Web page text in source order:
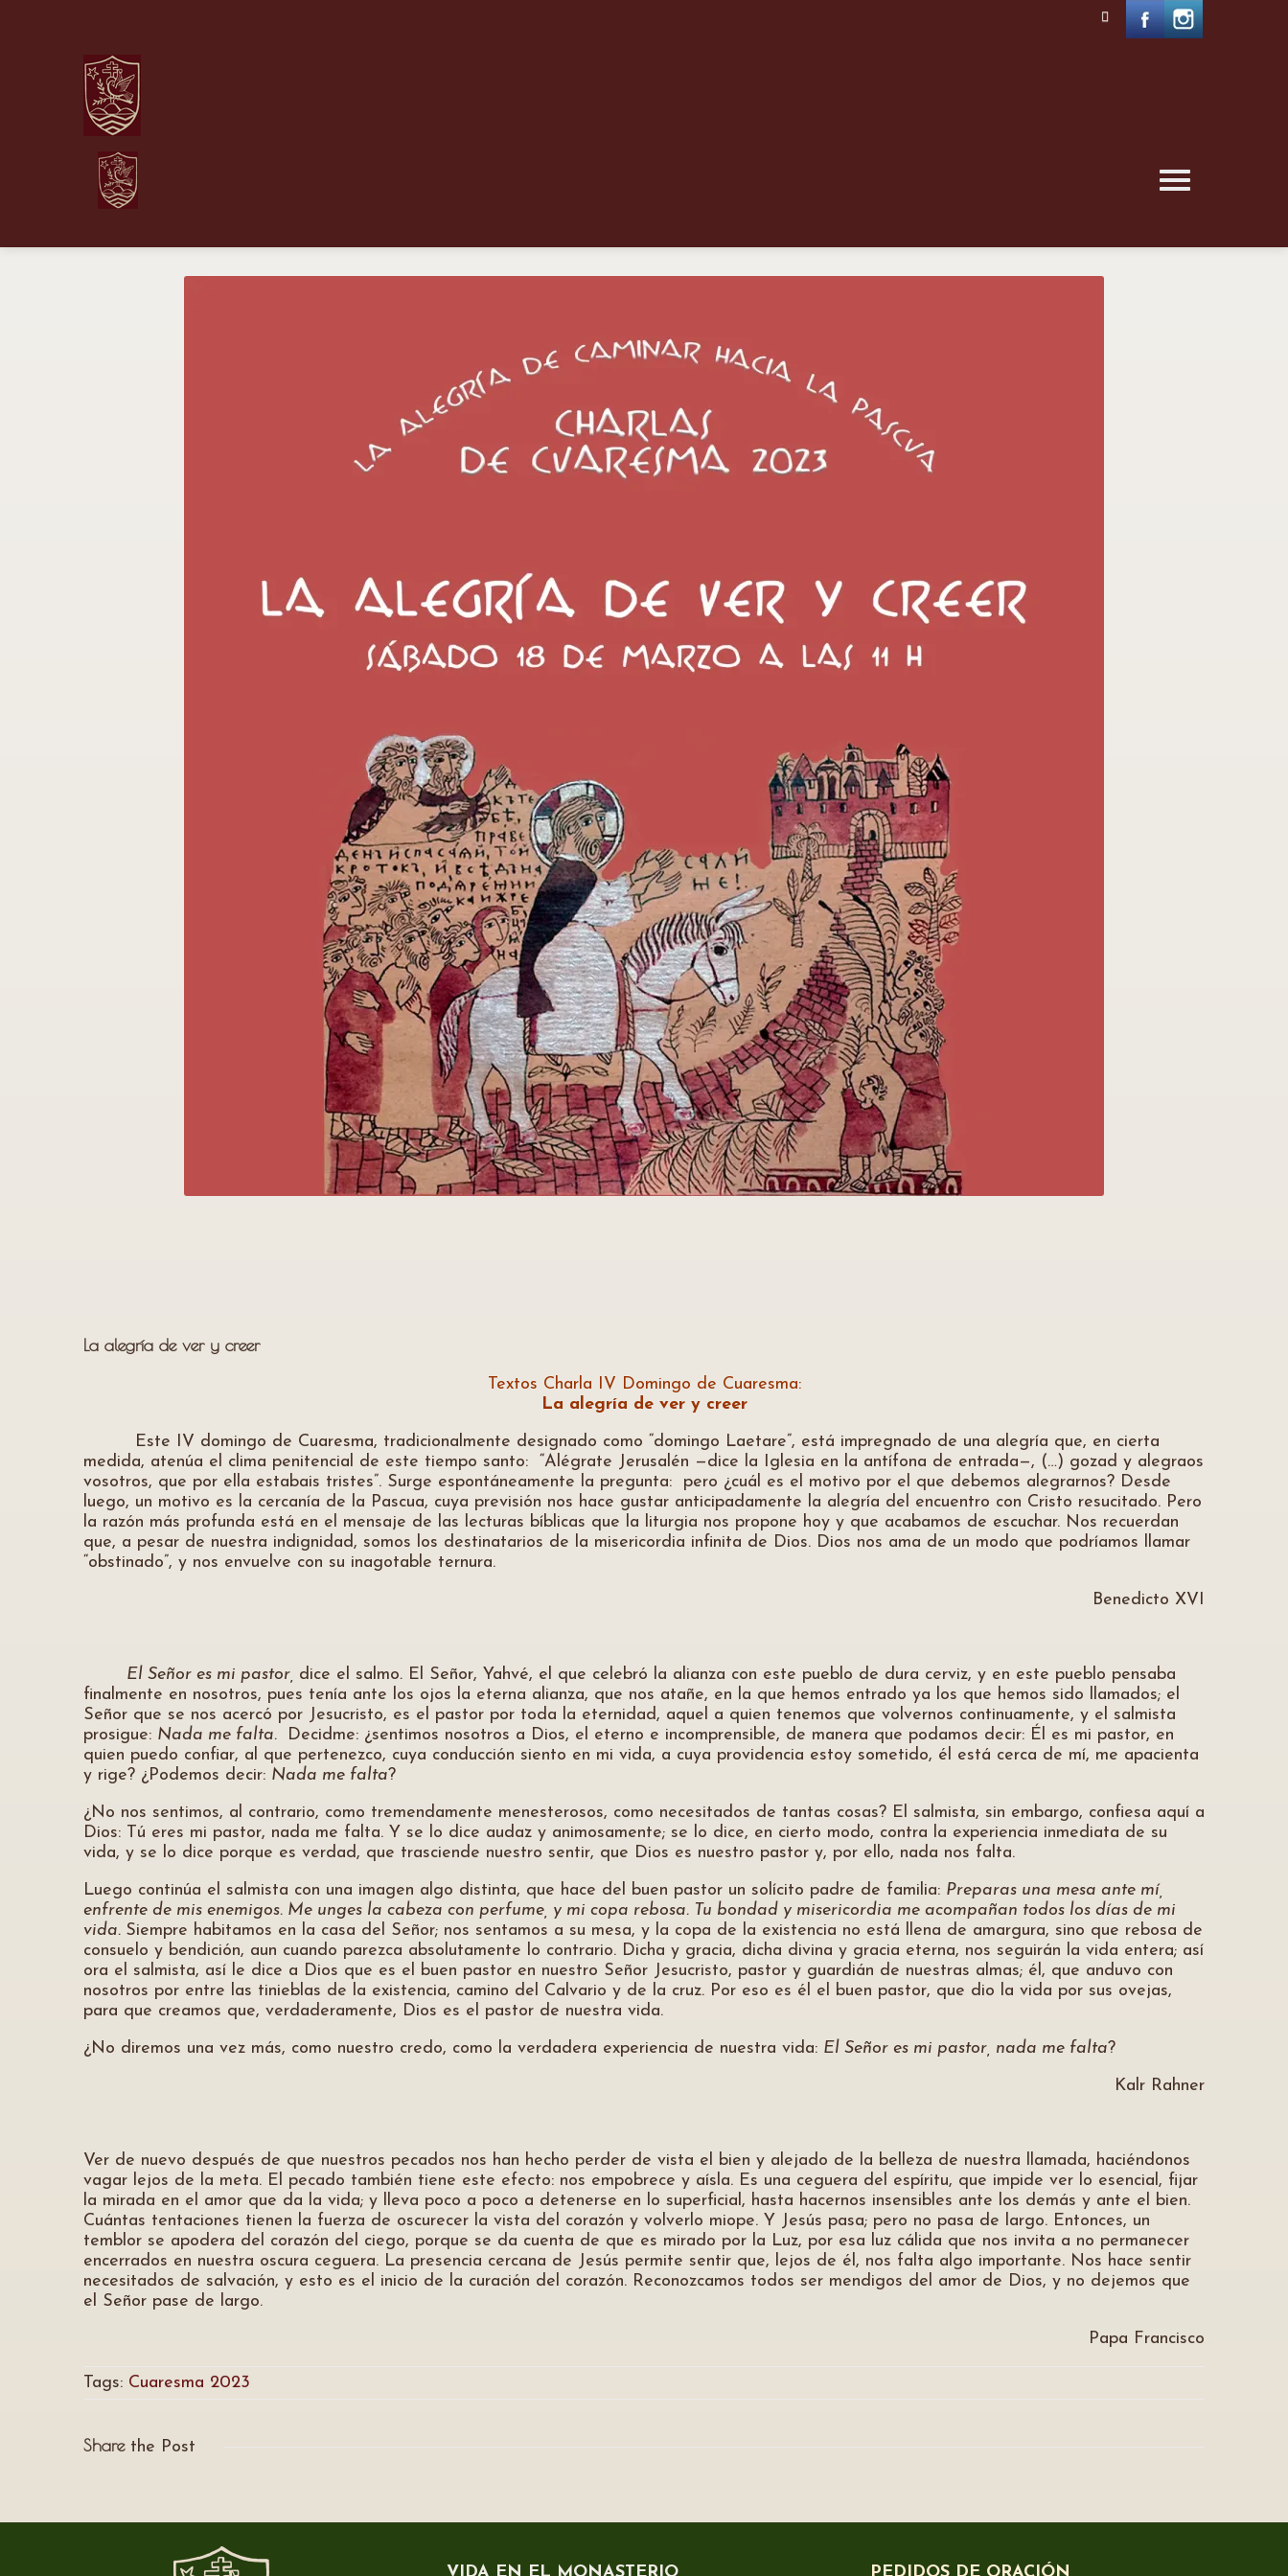
La alegría de ver y creer
Textos Charla IV Domingo de Cuaresma:
La alegría de ver y creer
Este IV domingo de Cuaresma, tradicionalmente designado como “domingo Laetare”, está impregnado de una alegría que, en cierta
medida, atenúa el clima penitencial de este tiempo santo: “Alégrate Jerusalén —dice la Iglesia en la antífona de entrada—, (…) gozad y alegraos
vosotros, que por ella estabais tristes”. Surge espontáneamente la pregunta: pero ¿cuál es el motivo por el que debemos alegrarnos? Desde
luego, un motivo es la cercanía de la Pascua, cuya previsión nos hace gustar anticipadamente la alegría del encuentro con Cristo resucitado. Pero
la razón más profunda está en el mensaje de las lecturas bíblicas que la liturgia nos propone hoy y que acabamos de escuchar. Nos recuerdan
que, a pesar de nuestra indignidad, somos los destinatarios de la misericordia infinita de Dios. Dios nos ama de un modo que podríamos llamar
“obstinado”, y nos envuelve con su inagotable ternura.
Benedicto XVI
El Señor es mi pastor, dice el salmo. El Señor, Yahvé, el que celebró la alianza con este pueblo de dura cerviz, y en este pueblo pensaba
finalmente en nosotros, pues tenía ante los ojos la eterna alianza, que nos atañe, en la que hemos entrado ya los que hemos sido llamados; el
Señor que se nos acercó por Jesucristo, es el pastor por toda la eternidad, aquel a quien tenemos que volvernos continuamente, y el salmista
prosigue: Nada me falta.
Decidme: ¿sentimos nosotros a Dios, el eterno e incomprensible, de manera que podamos decir: Él es mi pastor, en
quien puedo confiar, al que pertenezco, cuya conducción siento en mi vida, a cuya providencia estoy sometido, él está cerca de mí, me apacienta
y rige? ¿Podemos decir: Nada me falta?
¿No nos sentimos, al contrario, como tremendamente menesterosos, como necesitados de tantas cosas? El salmista, sin embargo, confiesa aquí a
Dios: Tú eres mi pastor, nada me falta. Y se lo dice audaz y animosamente; se lo dice, en cierto modo, contra la experiencia inmediata de su
vida, y se lo dice porque es verdad, que trasciende nuestro sentir, que Dios es nuestro pastor y, por ello, nada nos falta.
Luego continúa el salmista con una imagen algo distinta, que hace del buen pastor un solícito padre de familia: Preparas una mesa ante mí,
enfrente de mis enemigos. Me unges la cabeza con perfume, y mi copa rebosa. Tu bondad y misericordia me acompañan todos los días de mi
vida. Siempre habitamos en la casa del Señor; nos sentamos a su mesa, y la copa de la existencia no está llena de amargura, sino que rebosa de
consuelo y bendición, aun cuando parezca absolutamente lo contrario. Dicha y gracia, dicha divina y gracia eterna, nos seguirán la vida entera; así
ora el salmista, así le dice a Dios que es el buen pastor en nuestro Señor Jesucristo, pastor y guardián de nuestras almas; él, que anduvo con
nosotros por entre las tinieblas de la existencia, camino del Calvario y de la cruz. Por eso es él el buen pastor, que dio la vida por sus ovejas,
para que creamos que, verdaderamente, Dios es el pastor de nuestra vida.
¿No diremos una vez más, como nuestro credo, como la verdadera experiencia de nuestra vida: El Señor es mi pastor, nada me falta?
Kalr Rahner
Ver de nuevo después de que nuestros pecados nos han hecho perder de vista el bien y alejado de la belleza de nuestra llamada, haciéndonos
vagar lejos de la meta. El pecado también tiene este efecto: nos empobrece y aísla. Es una ceguera del espíritu, que impide ver lo esencial, fijar
la mirada en el amor que da la vida; y lleva poco a poco a detenerse en lo superficial, hasta hacernos insensibles ante los demás y ante el bien.
Cuántas tentaciones tienen la fuerza de oscurecer la vista del corazón y volverlo miope. Y Jesús pasa; pero no pasa de largo. Entonces, un
temblor se apodera del corazón del ciego, porque se da cuenta de que es mirado por la Luz, por esa luz cálida que nos invita a no permanecer
encerrados en nuestra oscura ceguera. La presencia cercana de Jesús permite sentir que, lejos de él, nos falta algo importante. Nos hace sentir
necesitados de salvación, y esto es el inicio de la curación del corazón. Reconozcamos todos ser mendigos del amor de Dios, y no dejemos que
el Señor pase de largo.
Papa Francisco
Tags: Cuaresma 2023
Sharethe Post